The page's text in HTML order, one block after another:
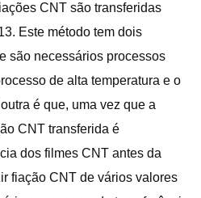
CNT são transferidas
Este método tem dois
são necessários processos
de alta temperatura e o
é que, uma vez que a
CNT transferida é
dos filmes CNT antes da
fiação CNT de vários valores